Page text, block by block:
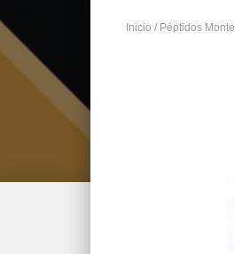
Inicio / Péptidos